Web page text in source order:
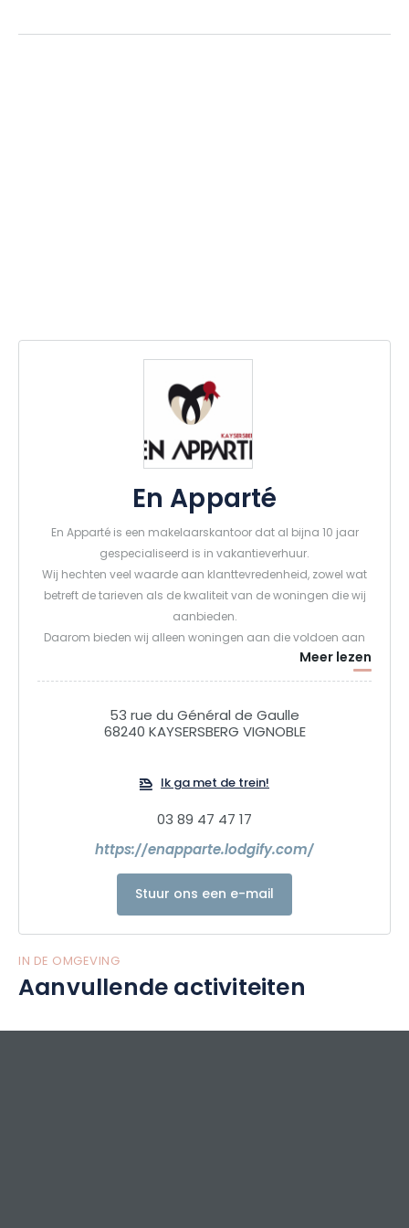
En Apparté
En Apparté is een makelaarskantoor dat al bijna 10 jaar
gespecialiseerd is in vakantieverhuur.
Wij hechten veel waarde aan klanttevredenheid, zowel wat
betreft de tarieven als de kwaliteit van de woningen die wij
aanbieden.
Daarom bieden wij alleen woningen aan die voldoen aan
onze strenge selectiecriteria.Ons team staat tot je
beschikking om ervoor te zorgen dat je verblijf in de beste
Meer lezen
53 rue du Général de Gaulle
68240 KAYSERSBERG VIGNOBLE
Ik ga met de trein!
03 89 47 47 17
https://enapparte.lodgify.com/
Stuur ons een e-mail
IN DE OMGEVING
Aanvullende activiteiten